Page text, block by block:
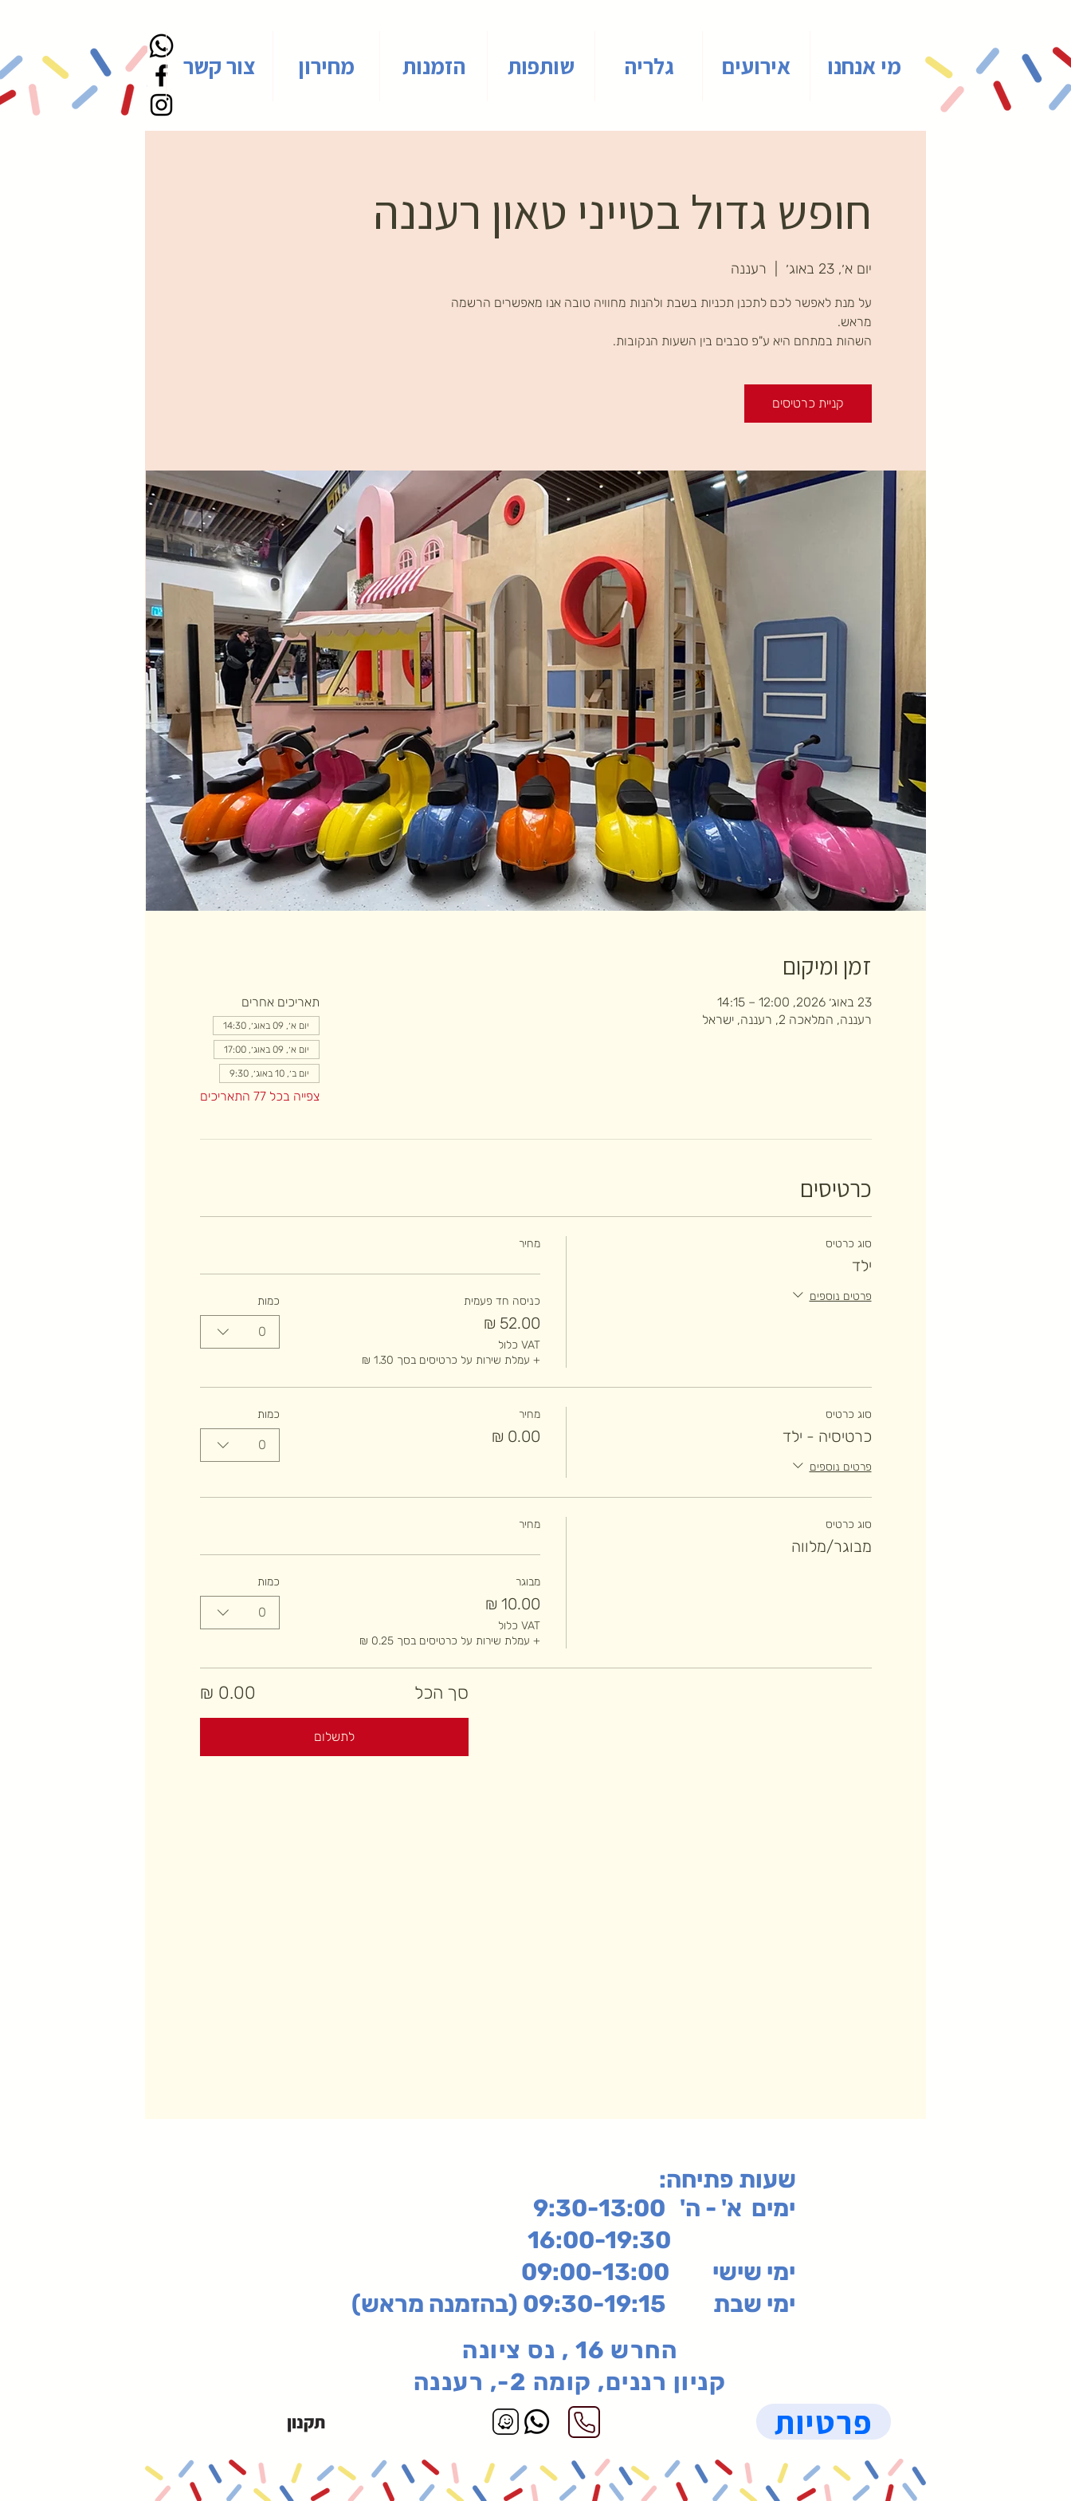
מי אנחנו אירועים גלריה שותפות הזמנות מחירון צור קשר
חופש גדול בטייני טאון רעננה
יום א׳, 23 באוג׳ רעננה
על מנת לאפשר לכם לתכנן תכניות בשבת ולהנות מחוויה טובה אנו מאפשרים הרשמה
השהות במתחם היא ע"פ סבבים בין השעות הנקובות.
קניית כרטיסים
זמן ומיקום
23 באוג׳ 2026, 12:00 – 14:15
רעננה, המלאכה 2, רעננה, ישראל
תאריכים אחרים
יום א׳, 09 באוג׳, 14:30
יום א׳, 09 באוג׳, 17:00
יום ב׳, 10 באוג׳, 9:30
צפייה בכל 77 התאריכים
כרטיסים
סוג כרטיס
ילד
פרטים נוספים
מחיר
כניסה חד פעמית
VAT כלול
+ עמלת שירות על כרטיסים בסך ‏1.30 ‏₪
כמות
0
סוג כרטיס
כרטיסיה - ילד
פרטים נוספים
מחיר כמות
0
סוג כרטיס
מבוגר/מלווה
מחיר
מבוגר
VAT כלול
+ עמלת שירות על כרטיסים בסך ‏0.25 ‏₪
כמות
0
סך הכל
לתשלום
:שעות פתיחה
ימים א' - ה' 9:30-13:00
ימי שישי 09:00-13:00
ימי שבת 09:30-19:15 (בהזמנה מראש)
החרש 16 , נס ציונה
קניון רננים, קומה 2-, רעננה
תקנון פרטיות